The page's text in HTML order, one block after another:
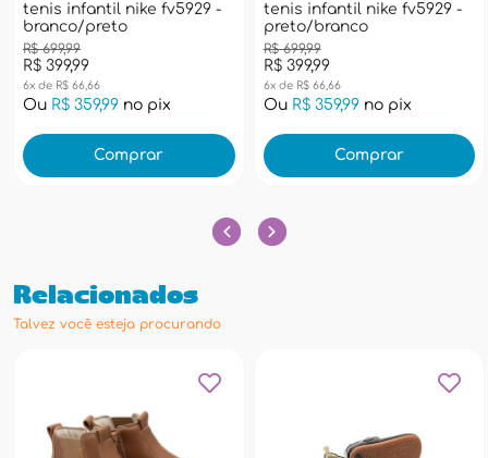
tenis infantil nike fv5929 -
branco/preto
R$ 399,99
R$ 699,99
6x de R$ 66,66
Ou R$ 359,99 no pix
Comprar
tenis infantil nike fv5929 -
preto/branco
R$ 399,99
R$ 699,99
6x de R$ 66,66
Ou R$ 359,99no pix
Comprar
Relacionados
Talvez você esteja procurando